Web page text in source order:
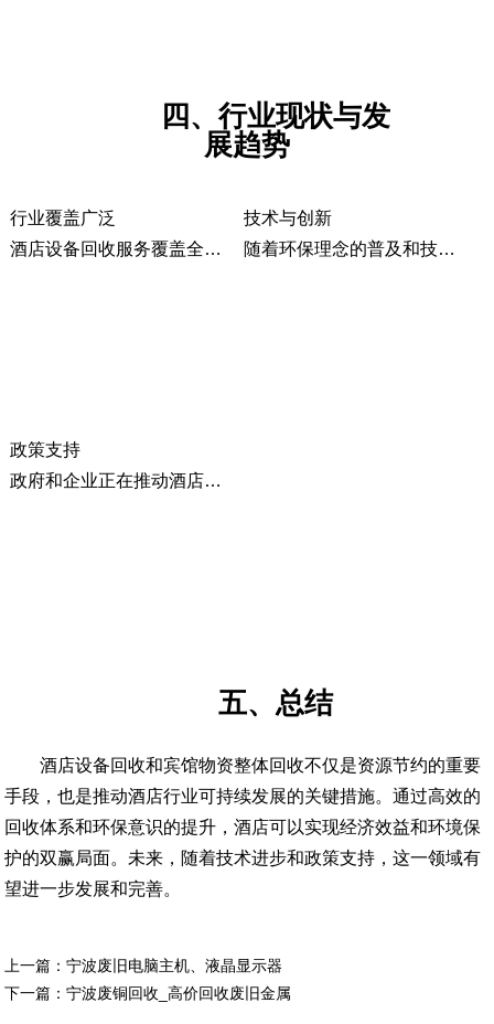
四、行业现状与发
展趋势
行业覆盖广泛
酒店设备回收服务覆盖全国多个城市和地区，包括北京、上海、广州、深圳等大中型城市。
技术与创新
随着环保理念的普及和技术的进步，越来越多的酒店开始采用循环利用模式。例如，洲际酒店集团通过咖啡胶囊回收计划实现了38%的平均回收率。
政策支持
政府和企业正在推动酒店行业实施更严格的环保政策，如减少一次性用品的使用，并鼓励废物分类和再利用。
五、总结
酒店设备回收和宾馆物资整体回收不仅是资源节约的重要
手段，也是推动酒店行业可持续发展的关键措施。通过高效的
回收体系和环保意识的提升，酒店可以实现经济效益和环境保
护的双赢局面。未来，随着技术进步和政策支持，这一领域有
望进一步发展和完善。
上一篇：宁波废旧电脑主机、液晶显示器
下一篇：宁波废铜回收_高价回收废旧金属